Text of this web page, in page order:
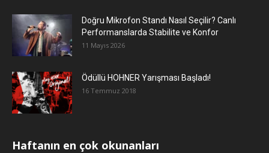
Doğru Mikrofon Standı Nasıl Seçilir? Canlı
Performanslarda Stabilite ve Konfor
11 Mayıs 2026
Ödüllü HOHNER Yarışması Başladı!
16 Temmuz 2018
Haftanın en çok okunanları